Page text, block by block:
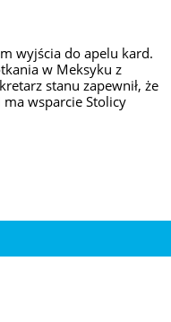
wyjścia do apelu kard.
w Meksyku z
stanu zapewnił, że
wsparcie Stolicy